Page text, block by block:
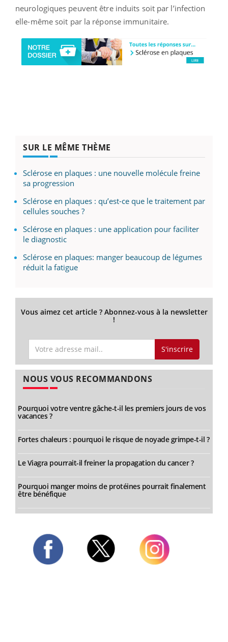
neurologiques peuvent être induits soit par l’infection
elle-même soit par la réponse immunitaire.
SUR LE MÊME THÈME
Sclérose en plaques : une nouvelle molécule freine
sa progression
Sclérose en plaques : qu’est-ce que le traitement par
cellules souches ?
Sclérose en plaques : une application pour faciliter
le diagnostic
Sclérose en plaques: manger beaucoup de légumes
réduit la fatigue
Vous aimez cet article ? Abonnez-vous à la newsletter
!
S'inscrire
NOUS VOUS RECOMMANDONS
Pourquoi votre ventre gâche-t-il les premiers jours de vos
vacances ?
Fortes chaleurs : pourquoi le risque de noyade grimpe-t-il ?
Le Viagra pourrait-il freiner la propagation du cancer ?
Pourquoi manger moins de protéines pourrait finalement
être bénéfique